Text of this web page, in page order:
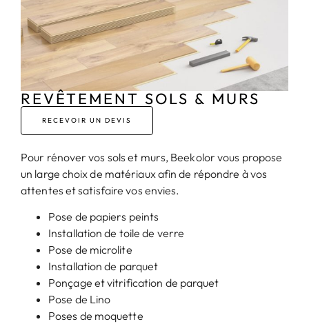
REVÊTEMENT SOLS & MURS
RECEVOIR UN DEVIS
Pour rénover vos sols et murs, Beekolor vous propose
un large choix de matériaux afin de répondre à vos
attentes et satisfaire vos envies.
Pose de papiers peints
Installation de toile de verre
Pose de microlite
Installation de parquet
Ponçage et vitrification de parquet
Pose de Lino
Poses de moquette